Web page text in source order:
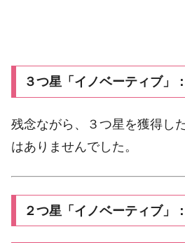
３つ星「イノベーティブ」
残念ながら、３つ星を獲得し
はありませんでした。
２つ星「イノベーティブ」